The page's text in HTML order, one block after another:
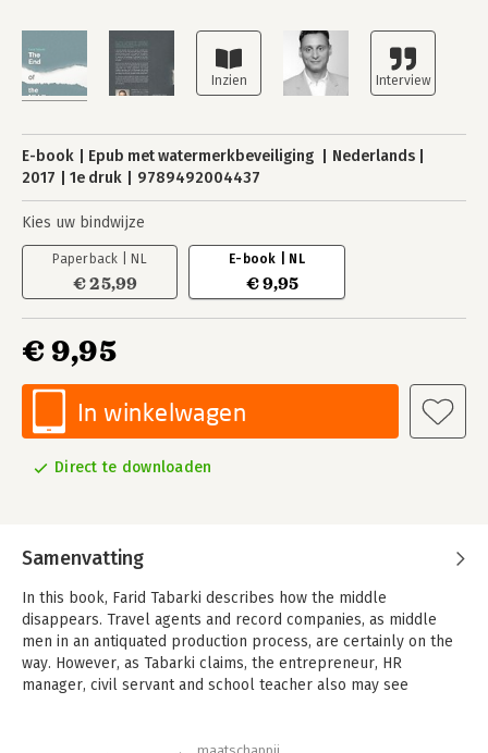
E-book Epub met watermerkbeveiliging
Nederlands
2017
1e druk 9789492004437
Kies uw bindwijze
Paperback | NL
€ 25,99
E-book | NL
€ 9,95
€ 9,95
In winkelwagen
Direct te downloaden
Samenvatting
In this book, Farid Tabarki describes how the middle
disappears. Travel agents and record companies, as middle
men in an antiquated production process, are certainly on the
way. However, as Tabarki claims, the entrepreneur, HR
manager, civil servant and school teacher also may see
In his book, Farid describes three megatrends that bring about